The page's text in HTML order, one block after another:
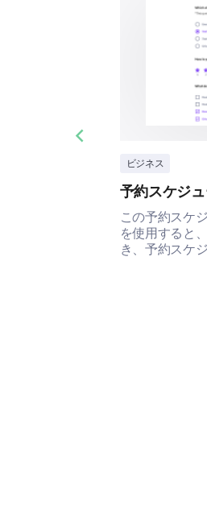
ビジネス
予約スケジ
この予約スケ
を使用すると
き、予約スケ
Previous slide